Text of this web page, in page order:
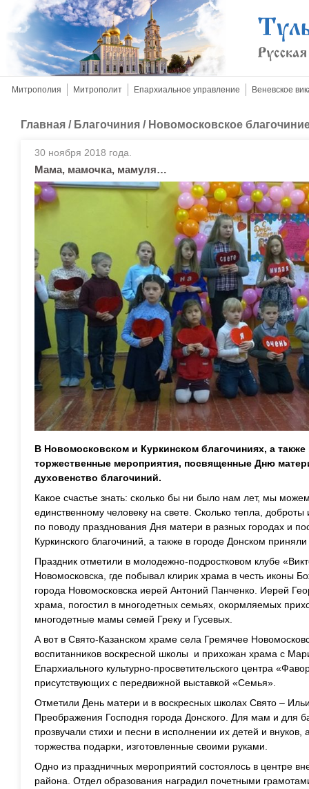
Митрополия Митрополит Епархиальное управление Веневское
Главная / Благочиния / Новомосковское
30 ноября 2018 года.
Мама, мамочка, мамуля…
В Новомосковском и Куркинском благочиниях, а
торжественные мероприятия, посвященные Дню
духовенство благочиний.
Какое счастье знать: сколько бы ни было нам лет, мы
единственному человеку на свете. Сколько тепла,
по поводу празднования Дня матери в разных городах и
Куркинского благочиний, а также в городе Донском
Праздник отметили в молодежно-подростковом клубе
Новомосковска, где побывал клирик храма в честь иконы
города Новомосковска иерей Антоний Панченко. Иерей
храма, погостил в многодетных семьях, окормляемых
многодетные мамы семей Греку и Гусевых.
А вот в Свято-Казанском храме села Гремячее
воспитанников воскресной школы и прихожан храма с
Епархиального культурно-просветительского центра
присутствующих с передвижной выставкой «Семья».
Отметили День матери и в воскресных школах Свято –
Преображения Господня города Донского. Для мам и для
прозвучали стихи и песни в исполнении их детей и
торжества подарки, изготовленные своими руками.
Одно из праздничных мероприятий состоялось в центре
района. Отдел образования наградил почетными